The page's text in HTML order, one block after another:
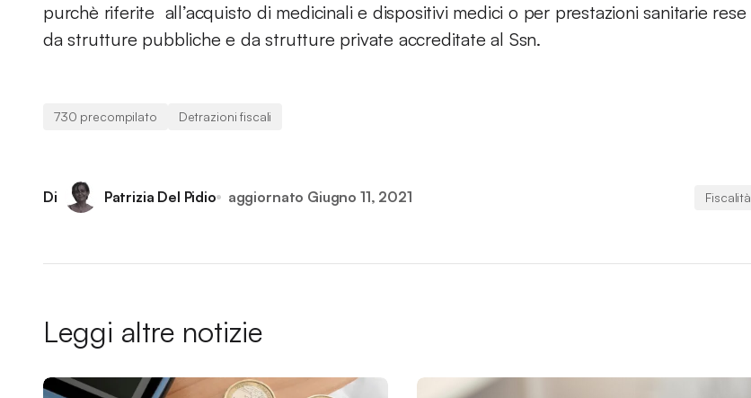
purchè riferite all’acquisto di medicinali e dispositivi medici o per prestazioni sanitarie rese
da strutture pubbliche e da strutture private accreditate al Ssn.
730 precompilato Detrazioni fiscali
Di Patrizia Del Pidio aggiornato Giugno 11, 2021 Fiscalità
Leggi altre notizie